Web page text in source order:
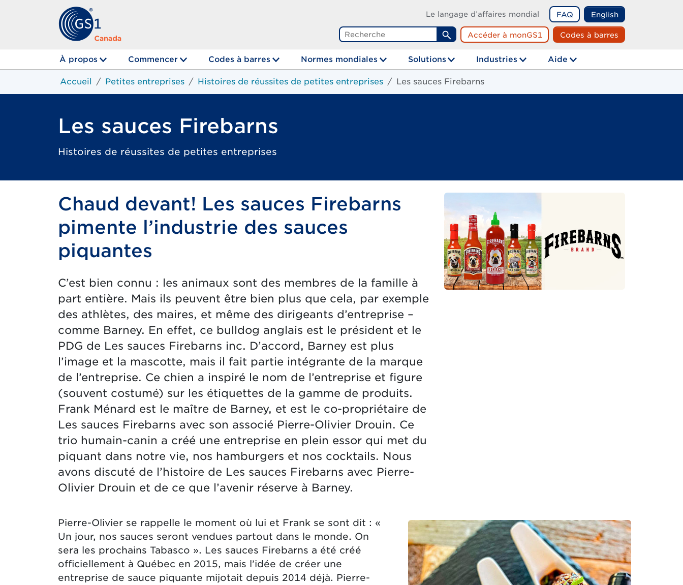
Le langage d’affaires mondial FAQ English
Recherche
Accéder à monGS1 Codes à barres
À propos Commencer Codes à barres Normes mondiales Solutions Industries Aide
Accueil Petites entreprises Histoires de réussites de petites entreprises Les sauces Firebarns
Les sauces Firebarns
Histoires de réussites de petites entreprises
Chaud devant! Les sauces Firebarns
pimente l’industrie des sauces
piquantes
C’est bien connu : les animaux sont des membres de la famille à
part entière. Mais ils peuvent être bien plus que cela, par exemple
des athlètes, des maires, et même des dirigeants d’entreprise –
comme Barney. En effet, ce bulldog anglais est le président et le
PDG de Les sauces Firebarns inc. D’accord, Barney est plus
l’image et la mascotte, mais il fait partie intégrante de la marque
de l’entreprise. Ce chien a inspiré le nom de l’entreprise et figure
(souvent costumé) sur les étiquettes de la gamme de produits.
Frank Ménard est le maître de Barney, et est le co-propriétaire de
Les sauces Firebarns avec son associé Pierre-Olivier Drouin. Ce
trio humain-canin a créé une entreprise en plein essor qui met du
piquant dans notre vie, nos hamburgers et nos cocktails. Nous
avons discuté de l’histoire de Les sauces Firebarns avec Pierre-
Olivier Drouin et de ce que l’avenir réserve à Barney.
Pierre-Olivier se rappelle le moment où lui et Frank se sont dit : «
Un jour, nos sauces seront vendues partout dans le monde. On
sera les prochains Tabasco ». Les sauces Firebarns a été créé
officiellement à Québec en 2015, mais l’idée de créer une
entreprise de sauce piquante mijotait depuis 2014 déjà. Pierre-